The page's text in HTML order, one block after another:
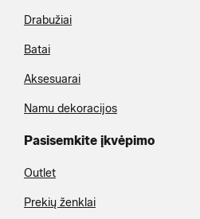
Drabužiai
Batai
Aksesuarai
Namu dekoracijos
Pasisemkite įkvėpimo
Outlet
Prekių ženklai